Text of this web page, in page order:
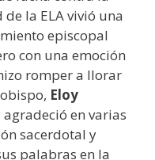
la ELA vivió una
episcopal
con una emoción
romper a llorar
Eloy
agradeció en varias
sacerdotal y
palabras en la